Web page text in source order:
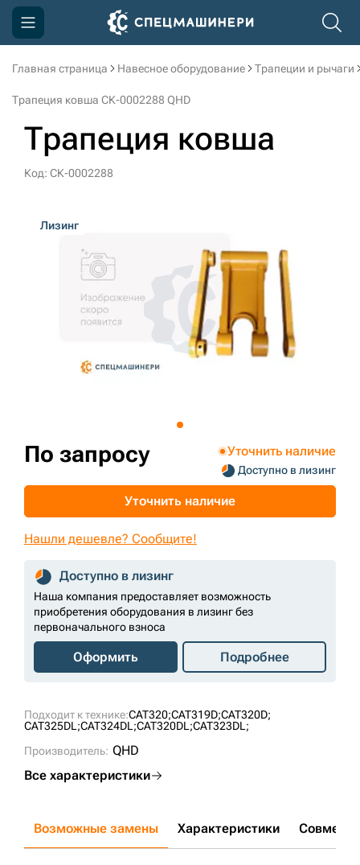
Главная страница Навесное оборудование Трапеции и рычаги
Трапеция ковша СК-0002288 QHD
Трапеция ковша
Код: СК-0002288
Лизинг
Подходит к технике:CAT320;CAT319D;CAT320D;
CAT325DL;CAT324DL;CAT320DL;CAT323DL;
Производитель: QHD
Все характеристики
По запросу Уточнить наличие
Доступно в лизинг
Уточнить наличие
Нашли дешевле? Сообщите!
Доступно в лизинг
Наша компания предоставляет возможность
приобретения оборудования в лизинг без
первоначального взноса
Оформить Подробнее
Возможные замены Характеристики
Компания
Доставка и оплата
Информация
3D тур по производству
3D тур по складам
+7 (499) 394-50-93